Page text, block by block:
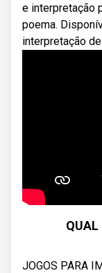
e interpretação
poema.
interpretação
JOGOS PARA